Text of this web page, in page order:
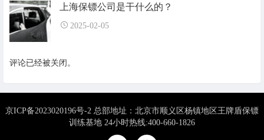
上海保镖公司是干什么的？
2025-02-05
评论已经被关闭。
京ICP备2023020196号-2 总部地址：北京市顺义区杨镇地区王牌盾保镖
训练基地 24小时热线:400-660-1826